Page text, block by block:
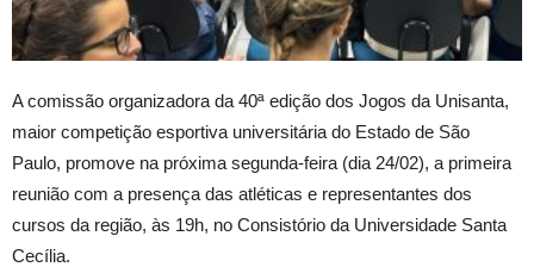
A comissão organizadora da 40ª edição dos Jogos da Unisanta,
maior competição esportiva universitária do Estado de São
Paulo, promove na próxima segunda-feira (dia 24/02), a primeira
reunião com a presença das atléticas e representantes dos
cursos da região, às 19h, no Consistório da Universidade Santa
Cecília.